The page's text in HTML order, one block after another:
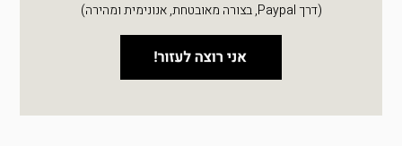
(דרך Paypal, בצורה מאובטחת, אנונימית ומהירה)